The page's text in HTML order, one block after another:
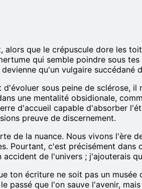
que le crépuscule dore les
qui semble poindre sous
qu'un vulgaire succédané
sous peine de sclérose,
une mentalité obsidionale,
d'accueil capable d'absorber
preuve de discernement.
de la nuance. Nous vivons l'ère
Pourtant, c'est précisément
de l'univers ; j'ajouterais
ton écriture ne soit pas un
que l'on sauve l'avenir,